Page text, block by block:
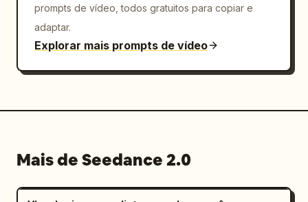
prompts de vídeo, todos gratuitos para copiar e
adaptar.
Explorar mais prompts de vídeo
Mais de Seedance 2.0